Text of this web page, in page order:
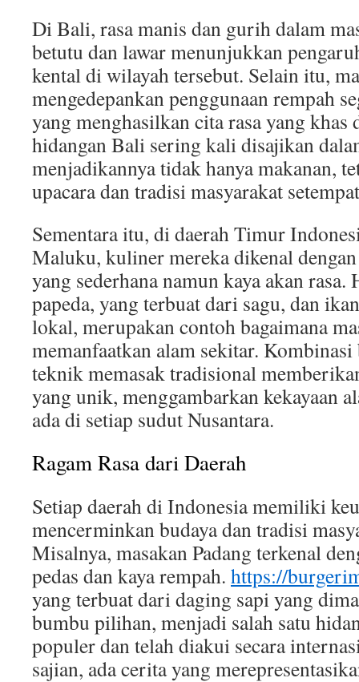
Di Bali, rasa manis dan gurih dalam
betutu dan lawar menunjukkan
kental di wilayah tersebut. Selain itu,
mengedepankan penggunaan rempah
yang menghasilkan cita rasa yang
hidangan Bali sering kali disajikan
menjadikannya tidak hanya makanan,
upacara dan tradisi masyarakat
Sementara itu, di daerah Timur
Maluku, kuliner mereka dikenal
yang sederhana namun kaya akan rasa.
papeda, yang terbuat dari sagu, dan
lokal, merupakan contoh bagaimana
memanfaatkan alam sekitar.
teknik memasak tradisional
yang unik, menggambarkan kekayaan
ada di setiap sudut Nusantara.
Ragam Rasa dari Daerah
Setiap daerah di Indonesia memiliki
mencerminkan budaya dan tradisi
Misalnya, masakan Padang terkenal
pedas dan kaya rempah. https://
yang terbuat dari daging sapi yang
bumbu pilihan, menjadi salah satu
populer dan telah diakui secara
sajian, ada cerita yang